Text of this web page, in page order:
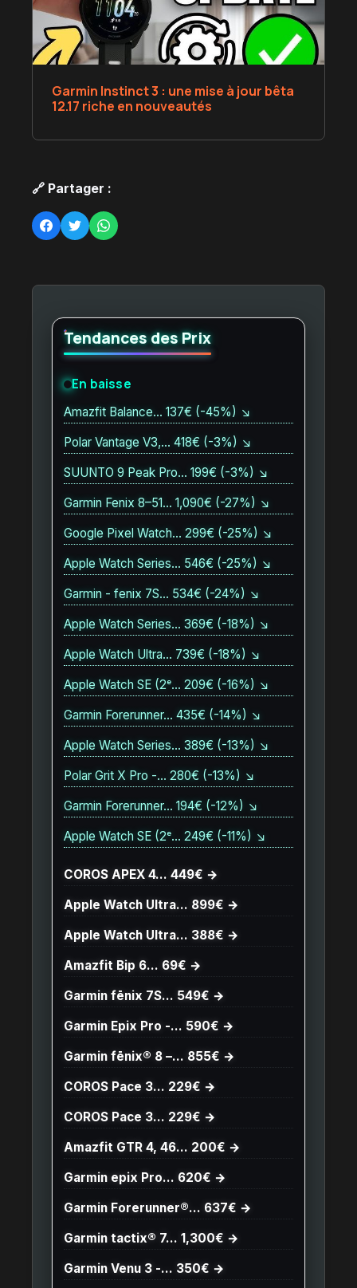
Garmin Instinct 3 : une mise à jour bêta
12.17 riche en nouveautés
🔗 Partager :
Tendances des Prix
En baisse
Amazfit Balance… 137€ (-45%) ↘
Polar Vantage V3,… 418€ (-3%) ↘
SUUNTO 9 Peak Pro… 199€ (-3%) ↘
Garmin Fenix 8–51… 1,090€ (-27%) ↘
Google Pixel Watch… 299€ (-25%) ↘
Apple Watch Series… 546€ (-25%) ↘
Garmin - fenix 7S… 534€ (-24%) ↘
Apple Watch Series… 369€ (-18%) ↘
Apple Watch Ultra… 739€ (-18%) ↘
Apple Watch SE (2ᵉ… 209€ (-16%) ↘
Garmin Forerunner… 435€ (-14%) ↘
Apple Watch Series… 389€ (-13%) ↘
Polar Grit X Pro -… 280€ (-13%) ↘
Garmin Forerunner… 194€ (-12%) ↘
Apple Watch SE (2ᵉ… 249€ (-11%) ↘
COROS APEX 4… 449€ →
Apple Watch Ultra… 899€ →
Apple Watch Ultra… 388€ →
Amazfit Bip 6… 69€ →
Garmin fēnix 7S… 549€ →
Garmin Epix Pro -… 590€ →
Garmin fēnix® 8 –… 855€ →
COROS Pace 3… 229€ →
COROS Pace 3… 229€ →
Amazfit GTR 4, 46… 200€ →
Garmin epix Pro… 620€ →
Garmin Forerunner®… 637€ →
Garmin tactix® 7… 1,300€ →
Garmin Venu 3 -… 350€ →